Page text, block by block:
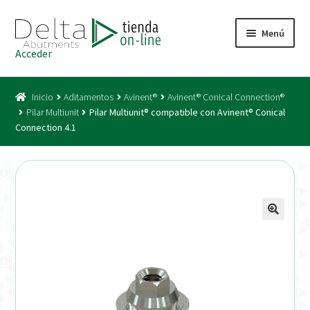
a
la
navegación
al
contenido
Menú
Acceso
Catálogo
Acceder
Inicio Aditamentos Avinent®
Avinent® Conical Connection®
Pilar Multiunit
Pilar Multiunit® compatible con Avinent® Conical
Connection 4.1